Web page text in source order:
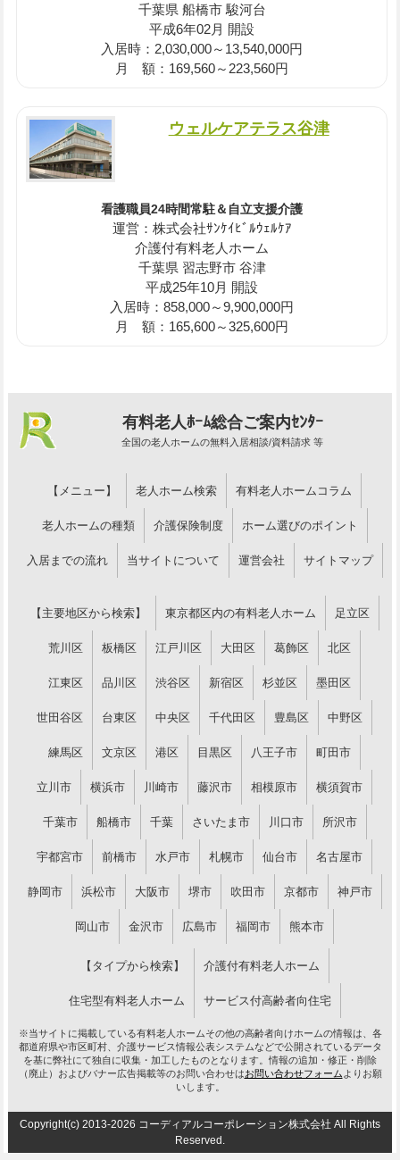
千葉県 船橋市 駿河台
平成6年02月 開設
入居時：2,030,000～13,540,000円
月 額：169,560～223,560円
ウェルケアテラス谷津
看護職員24時間常駐＆自立支援介護
運営：株式会社ｻﾝｹｲﾋﾞﾙｳｪﾙｹｱ
介護付有料老人ホーム
千葉県 習志野市 谷津
平成25年10月 開設
入居時：858,000～9,900,000円
月 額：165,600～325,600円
有料老人ﾎｰﾑ総合ご案内ｾﾝﾀｰ
全国の老人ホームの無料入居相談/資料請求 等
【メニュー】 老人ホーム検索 有料老人ホームコラム
老人ホームの種類 介護保険制度 ホーム選びのポイント
入居までの流れ 当サイトについて 運営会社 サイトマップ
【主要地区から検索】 東京都区内の有料老人ホーム 足立区
荒川区 板橋区 江戸川区 大田区 葛飾区 北区
江東区 品川区 渋谷区 新宿区 杉並区 墨田区
世田谷区 台東区 中央区 千代田区 豊島区 中野区
練馬区 文京区 港区 目黒区 八王子市 町田市
立川市 横浜市 川崎市 藤沢市 相模原市 横須賀市
千葉市 船橋市 千葉 さいたま市 川口市 所沢市
宇都宮市 前橋市 水戸市 札幌市 仙台市 名古屋市
静岡市 浜松市 大阪市 堺市 吹田市 京都市 神戸市
岡山市 金沢市 広島市 福岡市 熊本市
【タイプから検索】 介護付有料老人ホーム
住宅型有料老人ホーム サービス付高齢者向住宅
※当サイトに掲載している有料老人ホームその他の高齢者向けホームの情報は、各
都道府県や市区町村、介護サービス情報公表システムなどで公開されているデータ
を基に弊社にて独自に収集・加工したものとなります。情報の追加・修正・削除
（廃止）およびバナー広告掲載等のお問い合わせはお問い合わせフォーム よりお願
いします。
Copyright(c) 2013-2026 コーディアルコーポレーション株式会社 All Rights
Reserved.